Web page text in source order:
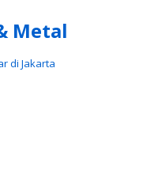
Metal
di Jakarta